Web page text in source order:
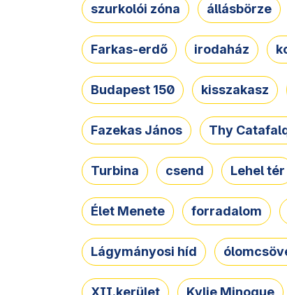
szurkolói zóna állásbörze
Farkas-erdő irodaház
Budapest 150 kisszakasz
Fazekas János Thy
Turbina csend Lehel tér
Élet Menete forradalom
Lágymányosi híd
XII.kerület Kylie Minogue